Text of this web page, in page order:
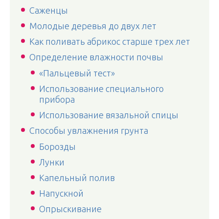
Саженцы
Молодые деревья до двух лет
Как поливать абрикос старше трех лет
Определение влажности почвы
«Пальцевый тест»
Использование специального
прибора
Использование вязальной спицы
Способы увлажнения грунта
Борозды
Лунки
Капельный полив
Напускной
Опрыскивание